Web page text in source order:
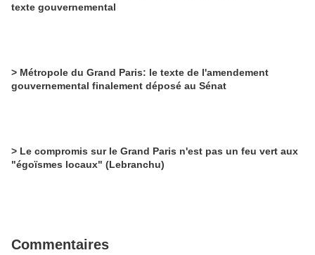
texte gouvernemental
> Métropole du Grand Paris: le texte de l'amendement
gouvernemental finalement déposé au Sénat
> Le compromis sur le Grand Paris n'est pas un feu vert aux
"égoïsmes locaux" (Lebranchu)
Commentaires